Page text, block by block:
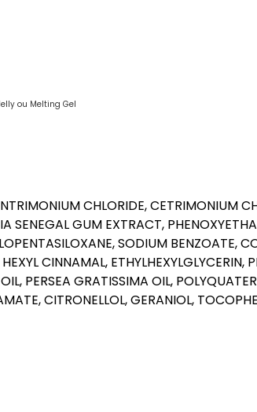
ou Melting Gel
CHLORIDE, CETRIMONIUM
SENEGAL GUM EXTRACT,
SODIUM BENZOATE,
CINNAMAL, ETHYLHEXYLGLYCERIN,
PERSEA GRATISSIMA OIL,
CITRONELLOL, GERANIOL,